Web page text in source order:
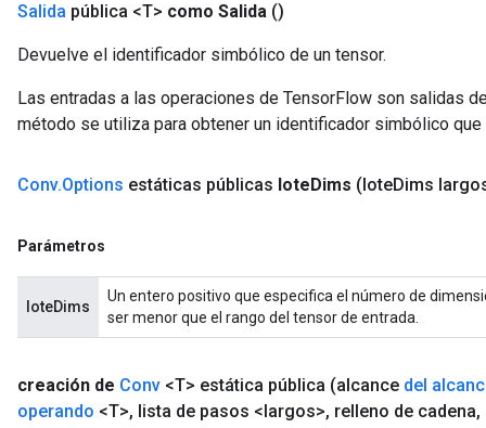
Salida pública <T> como Salida ()
Devuelve el identificador simbólico de un tensor.
Las entradas a las operaciones de TensorFlow son salidas
método se utiliza para obtener un identificador simbólico
Conv.Options estáticas públicas loteDims (loteDims
Parámetros
loteDims
Un entero positivo que especifica el número de
ser menor que el rango del tensor de entrada.
creación de Conv <T> estática pública (alcance del
operando <T>, lista de pasos <largos>, relleno de cadena,